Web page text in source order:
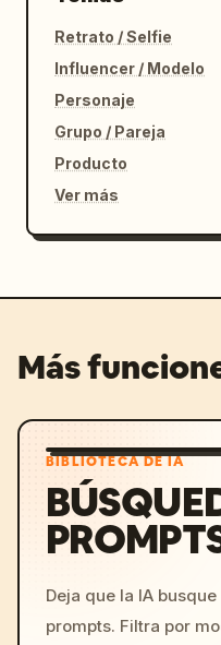
Retrato / Selfie
Influencer / Modelo
Personaje
Grupo / Pareja
Producto
Ver más
Más
BIBLIOTECA DE IA
Deja que la IA
prompts. Filtra por